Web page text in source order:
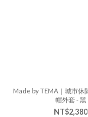
Made by TEMA｜城市休
帽外套 - 黑
NT$2,380